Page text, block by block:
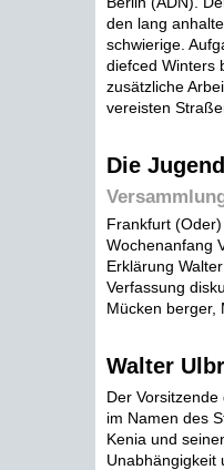
den lang
schwierige.
diefced Winters
zusätzliche
vereisten
Die
Frankfurt
Wochenanfang
Erklärung
Verfassung
Mücken berger,
Walter
Der
im Namen des
Kenia und
Unabhängigkeit